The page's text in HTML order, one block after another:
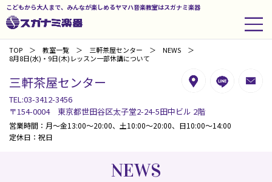
こどもから大人まで、みんなが楽しめるヤマハ音楽教室はスガナミ楽器
TOP 教室一覧 三軒茶屋センター
NEWS
8月8日(水)・9日(木)レッスン一部休講について
三軒茶屋センター
TEL:03-3412-3456
〒154-0004 東京都世田谷区太子堂2-24-5田中ビル 2階
営業時間：月～金13:00～20:00、土10:00～20:00、日10:00～14:00
定休日：祝日
NEWS